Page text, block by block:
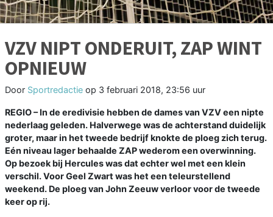
VZV NIPT ONDERUIT, ZAP WINT
OPNIEUW
Door Sportredactie op 3 februari 2018, 23:56 uur
REGIO –In de eredivisie hebben de dames van VZV een nipte
nederlaag geleden. Halverwege was de achterstand duidelijk
groter, maar in het tweede bedrijf knokte de ploeg zich terug.
Eén niveau lager behaalde ZAP wederom een overwinning.
Op bezoek bij Hercules was dat echter wel met een klein
verschil. Voor Geel Zwart was het een teleurstellend
weekend. De ploeg van John Zeeuw verloor voor de tweede
keer op rij.